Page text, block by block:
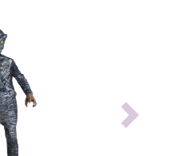
Next